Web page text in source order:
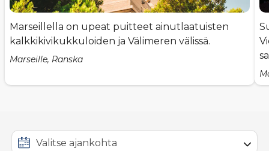
Marseillella on upeat puitteet ainutlaatuisten
kalkkikivikukkuloiden ja Välimeren välissä.
Marseille, Ranska